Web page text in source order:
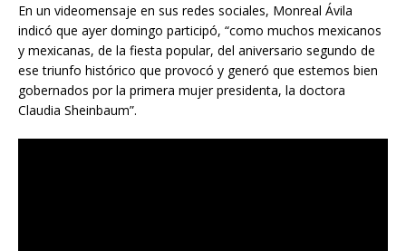
En un videomensaje en sus redes sociales, Monreal Ávila
indicó que ayer domingo participó, “como muchos mexicanos
y mexicanas, de la fiesta popular, del aniversario segundo de
ese triunfo histórico que provocó y generó que estemos bien
gobernados por la primera mujer presidenta, la doctora
Claudia Sheinbaum”.